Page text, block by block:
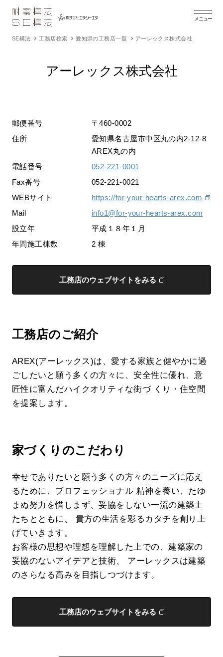
メニュー
SE構法 工務店検索 愛知県の工務店一覧 アーレックス株式会社
アーレックス株式会社
郵便番号
〒460-0002
住所
愛知県名古屋市中区丸の内2-12-8
AREX丸の内
電話番号
052-221-0001
Fax番号
052-221-0021
WEBサイト
https://for-your-hearts-arex.com
Mail
info1@for-your-hearts-arex.com
設立年
平成１８年１月
年間施工棟数
2 棟
工務店のウェブサイトをみる
工務店のご紹介
AREX(アーレックス)は、愛する家族と健やかに過
ごしたいと願う多くの方々に、安全性に優れ、意
匠性に富んだハイクオリティな街づ くり・住空間
を提案します。
家づくりのこだわり
幸せでありたいと願う多くの方々のニーズに応え
るために、プロフェッショナル 精神を養い、たゆ
まぬ努力を惜しまず、妥協をしない一流の建築士
たちとともに、 貴方の生活を彩るカタチを創り上
げていきます。
お客様の思想や理想を理解した上での、建築家の
妥協のないアイデアと技術、 アーレックスは建築
のさらなる高みを目指しつづけます。
工務店のウェブサイトをみる